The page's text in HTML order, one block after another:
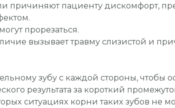
причиняют пациенту дискомфорт,
прорезаться.
вызывает травму слизистой и
зубу с каждой стороны, чтобы
результата за короткий
ситуациях корни таких зубов не